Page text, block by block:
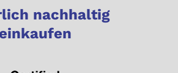
nachhaltig
einkaufen